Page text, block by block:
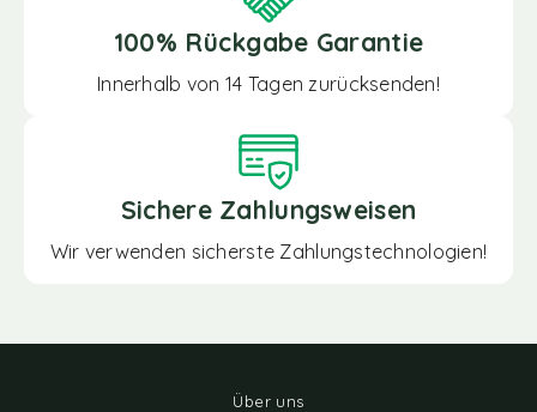
100% Rückgabe Garantie
Innerhalb von 14 Tagen zurücksenden!
Sichere Zahlungsweisen
Wir verwenden sicherste Zahlungstechnologien!
Über uns